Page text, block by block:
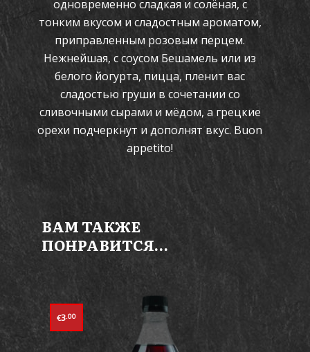
одновременно сладкая и солёная, с
тонким вкусом и сладостным ароматом,
приправленным розовым перцем.
Нежнейшая, с соусом Бешамель или из
белого йогурта, пицца, пленит вас
сладостью груши в сочетании со
сливочными сырами и мёдом, а грецкие
орехи подчеркнут и дополнят вкус. Buon
appetito!
ВАМ ТАКЖЕ
ПОНРАВИТСЯ…
€3.00